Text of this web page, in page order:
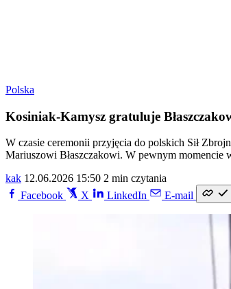
Polska
Kosiniak-Kamysz gratuluje
W czasie ceremonii przyjęcia do polskich Sił
Mariuszowi Błaszczakowi. W pewnym momencie
kak 12.06.2026 15:50 2 min czytania
Facebook
X LinkedIn E-mail